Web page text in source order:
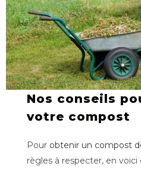
Nos conseils
votre compost
Pour obtenir un compost
règles à respecter, en voici